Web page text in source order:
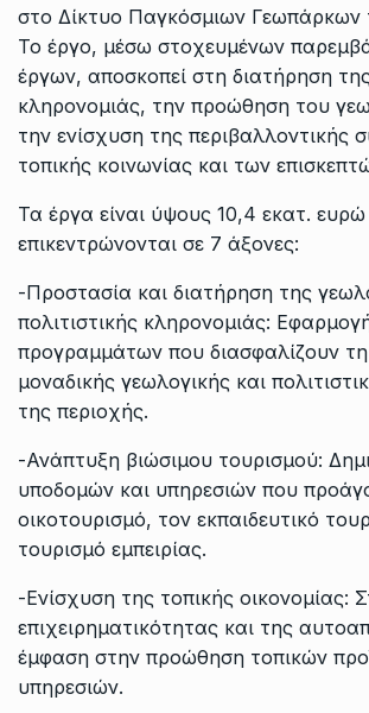
στο Δίκτυο Παγκόσμιων Γεωπάρκων
Το έργο, μέσω στοχευμένων
έργων, αποσκοπεί στη διατήρηση
κληρονομιάς, την προώθηση του
την ενίσχυση της περιβαλλοντικής
τοπικής κοινωνίας και των
Τα έργα είναι ύψους 10,4 εκατ. ευρώ
επικεντρώνονται σε 7 άξονες:
-Προστασία και διατήρηση της
πολιτιστικής κληρονομιάς:
προγραμμάτων που διασφαλίζουν
μοναδικής γεωλογικής και
της περιοχής.
-Ανάπτυξη βιώσιμου τουρισμού:
υποδομών και υπηρεσιών που
οικοτουρισμό, τον εκπαιδευτικό
τουρισμό εμπειρίας.
-Ενίσχυση της τοπικής οικονομίας:
επιχειρηματικότητας και της
έμφαση στην προώθηση τοπικών
υπηρεσιών.